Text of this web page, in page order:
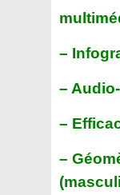
–
–
–
–